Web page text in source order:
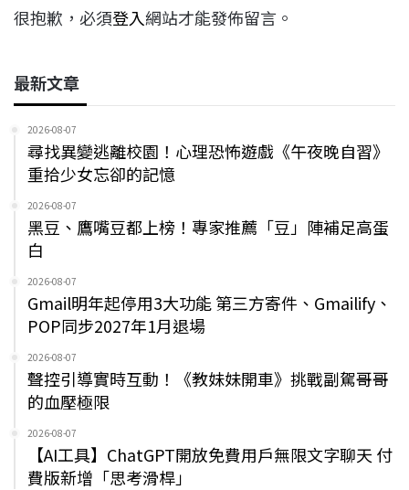
很抱歉，必須登入網站才能發佈留言。
最新文章
2026-08-07
尋找異變逃離校園！心理恐怖遊戲《午夜晚自習》
重拾少女忘卻的記憶
2026-08-07
黑豆、鷹嘴豆都上榜！專家推薦「豆」陣補足高蛋
白
2026-08-07
Gmail明年起停用3大功能 第三方寄件、Gmailify、
POP同步2027年1月退場
2026-08-07
聲控引導實時互動！《教妹妹開車》挑戰副駕哥哥
的血壓極限
2026-08-07
【AI工具】ChatGPT開放免費用戶無限文字聊天 付
費版新增「思考滑桿」